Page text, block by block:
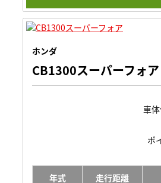
ホンダ
CB1300スーパーフォア
車体
ポ
年式 走行距離